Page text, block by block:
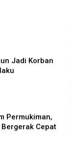
Jadi Korban
Permukiman,
Cepat